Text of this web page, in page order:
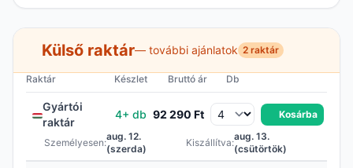
Külső raktár— további ajánlatok 2 raktár
Raktár Készlet Bruttó ár Db
Gyártói
raktár
4+ db 92 290 Ft Kosárba
Személyesen:
aug. 12.
(szerda)
Kiszállítva:
aug. 13.
(csütörtök)